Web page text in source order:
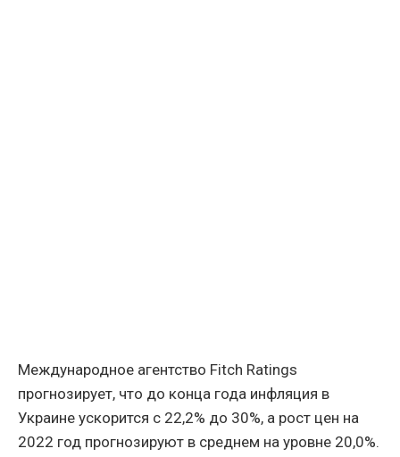
Международное агентство Fitch Ratings
прогнозирует, что до конца года инфляция в
Украине ускорится с 22,2% до 30%, а рост цен на
2022 год прогнозируют в среднем на уровне 20,0%.